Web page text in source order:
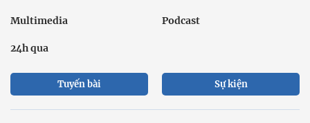
Multimedia Podcast
24h qua
Tuyến bài Sự kiện